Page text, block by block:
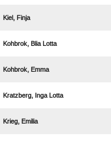
 
  
 
  
 